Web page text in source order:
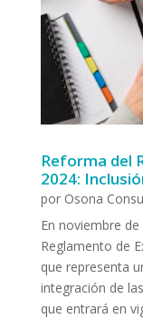
Reforma del
2024:
por Osona
En noviembre
Reglamento de
que representa
integración de
que entrará en